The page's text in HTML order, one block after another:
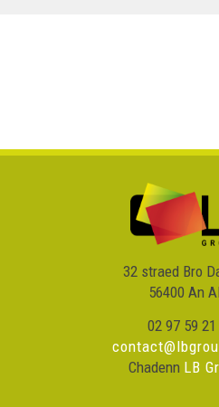
32 straed Bro
56400 An
02 97 59 21
Chadenn LB